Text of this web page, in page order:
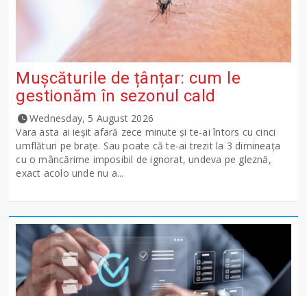
Mușcăturile de țânțar: cum le
gestionăm în sezonul cald
Wednesday, 5 August 2026
Vara asta ai ieșit afară zece minute și te-ai întors cu cinci
umflături pe brațe. Sau poate că te-ai trezit la 3 dimineața
cu o mâncărime imposibil de ignorat, undeva pe gleznă,
exact acolo unde nu a...